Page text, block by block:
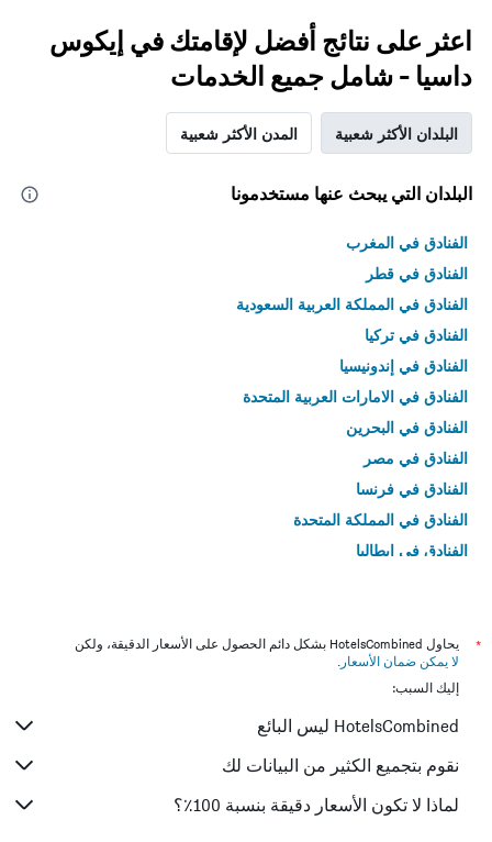
اعثر على نتائج أفضل لإقامتك في إيكوس
داسيا - شامل جميع الخدمات
البلدان الأكثر شعبية المدن الأكثر شعبية
البلدان التي يبحث عنها مستخدمونا
الفنادق في المغرب
الفنادق في قطر
الفنادق في المملكة العربية السعودية
الفنادق في تركيا
الفنادق في إندونيسيا
الفنادق في الامارات العربية المتحدة
الفنادق في البحرين
الفنادق في مصر
الفنادق في فرنسا
الفنادق في المملكة المتحدة
الفنادق في إيطاليا
*
يحاول HotelsCombined بشكل دائم الحصول على الأسعار الدقيقة، ولكن
لا يمكن ضمان الأسعار .
إليك السبب:
HotelsCombined ليس البائع
نقوم بتجميع الكثير من البيانات لك
لماذا لا تكون الأسعار دقيقة بنسبة 100٪؟